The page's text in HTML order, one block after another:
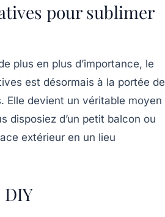
pour sublimer
plus en plus d’importance, le
est désormais à la portée de
devient un véritable moyen
disposiez d’un petit balcon ou
extérieur en un lieu